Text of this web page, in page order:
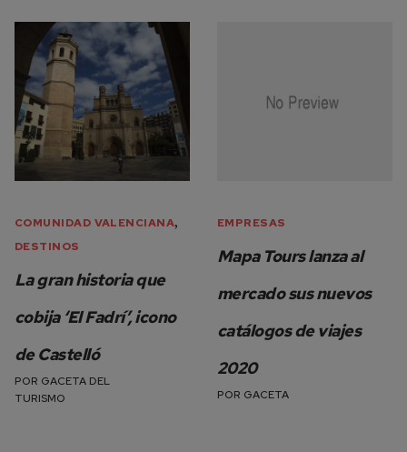
COMUNIDAD VALENCIANA,
DESTINOS
La gran historia que
cobija ‘El Fadrí’, icono
de Castelló
POR GACETA DEL
TURISMO
EMPRESAS
Mapa Tours lanza al
mercado sus nuevos
catálogos de viajes
2020
POR GACETA